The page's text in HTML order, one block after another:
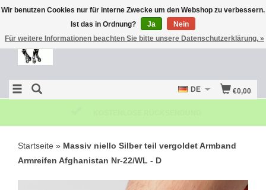
€0,00
DE
Startseite » Massiv niello Silber teil vergoldet Armband
Armreifen Afghanistan Nr-22/WL - D
Wir benutzen Cookies nur für interne Zwecke um den Webshop zu verbessern.
Ist das in Ordnung?
Ja
Nein
Für weitere Informationen beachten Sie bitte unsere Datenschutzerklärung. »